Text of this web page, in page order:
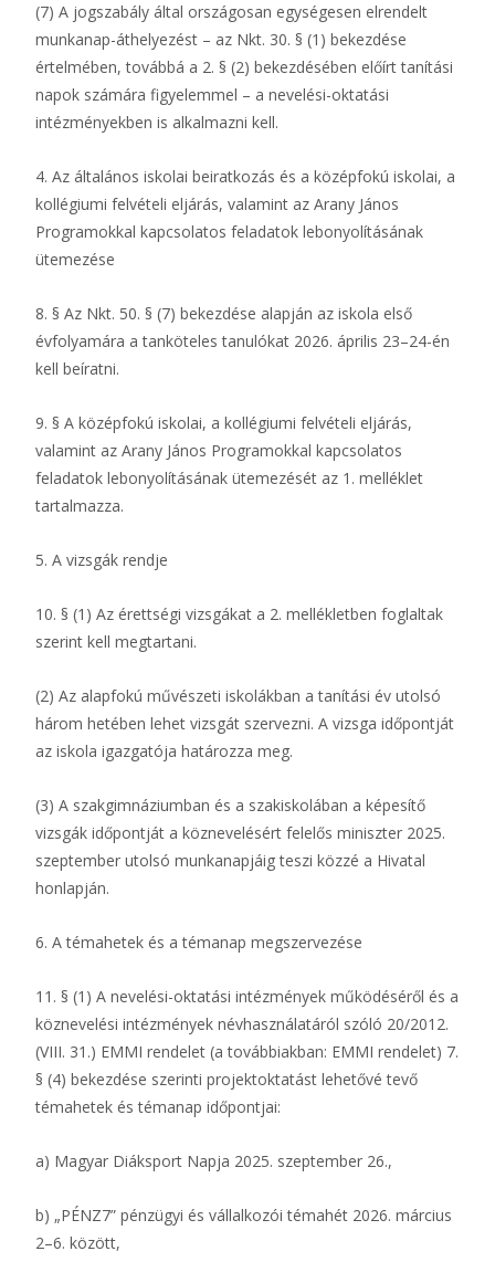
(7) A jogszabály által országosan egységesen elrendelt
munkanap-áthelyezést – az Nkt. 30. § (1) bekezdése
értelmében, továbbá a 2. § (2) bekezdésében előírt tanítási
napok számára figyelemmel – a nevelési-oktatási
intézményekben is alkalmazni kell.
4. Az általános iskolai beiratkozás és a középfokú iskolai, a
kollégiumi felvételi eljárás, valamint az Arany János
Programokkal kapcsolatos feladatok lebonyolításának
ütemezése
8. § Az Nkt. 50. § (7) bekezdése alapján az iskola első
évfolyamára a tanköteles tanulókat 2026. április 23–24-én
kell beíratni.
9. § A középfokú iskolai, a kollégiumi felvételi eljárás,
valamint az Arany János Programokkal kapcsolatos
feladatok lebonyolításának ütemezését az 1. melléklet
tartalmazza.
5. A vizsgák rendje
10. § (1) Az érettségi vizsgákat a 2. mellékletben foglaltak
szerint kell megtartani.
(2) Az alapfokú művészeti iskolákban a tanítási év utolsó
három hetében lehet vizsgát szervezni. A vizsga időpontját
az iskola igazgatója határozza meg.
(3) A szakgimnáziumban és a szakiskolában a képesítő
vizsgák időpontját a köznevelésért felelős miniszter 2025.
szeptember utolsó munkanapjáig teszi közzé a Hivatal
honlapján.
6. A témahetek és a témanap megszervezése
11. § (1) A nevelési-oktatási intézmények működéséről és a
köznevelési intézmények névhasználatáról szóló 20/2012.
(VIII. 31.) EMMI rendelet (a továbbiakban: EMMI rendelet) 7.
§ (4) bekezdése szerinti projektoktatást lehetővé tevő
témahetek és témanap időpontjai:
a) Magyar Diáksport Napja 2025. szeptember 26.,
b) „PÉNZ7” pénzügyi és vállalkozói témahét 2026. március
2–6. között,